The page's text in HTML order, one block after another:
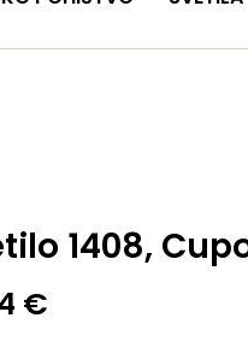
1408,
€